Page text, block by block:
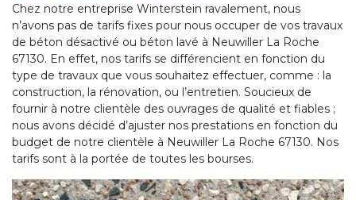
Chez notre entreprise Winterstein ravalement, nous
n’avons pas de tarifs fixes pour nous occuper de vos travaux
de béton désactivé ou béton lavé à Neuwiller La Roche
67130. En effet, nos tarifs se différencient en fonction du
type de travaux que vous souhaitez effectuer, comme : la
construction, la rénovation, ou l’entretien. Soucieux de
fournir à notre clientèle des ouvrages de qualité et fiables ;
nous avons décidé d’ajuster nos prestations en fonction du
budget de notre clientèle à Neuwiller La Roche 67130. Nos
tarifs sont à la portée de toutes les bourses.